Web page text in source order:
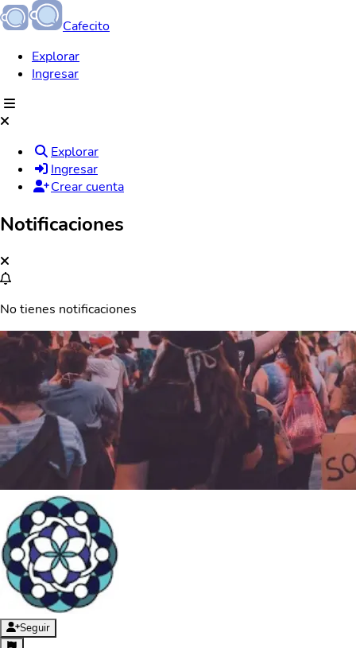
Cafecito
Explorar
Ingresar
Explorar
Ingresar
Crear cuenta
Notificaciones
No tienes notificaciones
Seguir